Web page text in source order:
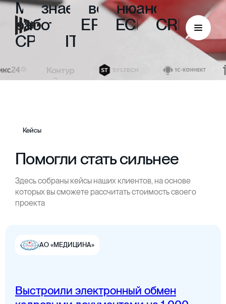
Мызнаем всенюансы
работы
ERP, ECM,CRM,
CPM
ITIL
ECM
Цифровая канцелярия
Кейсы
Помогли стать сильнее
Здесь собраны кейсы наших клиентов, на основе
которых вы сможете рассчитать стоимость своего
проекта
АО «МЕДИЦИНА»
Выстроили электронный обмен